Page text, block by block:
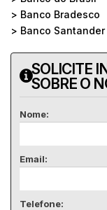
> Banco Bradesco
> Banco Santander
SOLICITE
SOBRE O
Nome:
Email:
Telefone: